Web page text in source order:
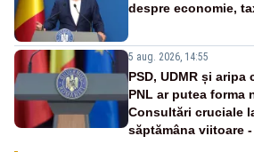
despre economie,
5 aug. 2026, 14:55
PSD, UDMR și
PNL ar putea forma
Consultări cruciale
săptămâna viitoare -